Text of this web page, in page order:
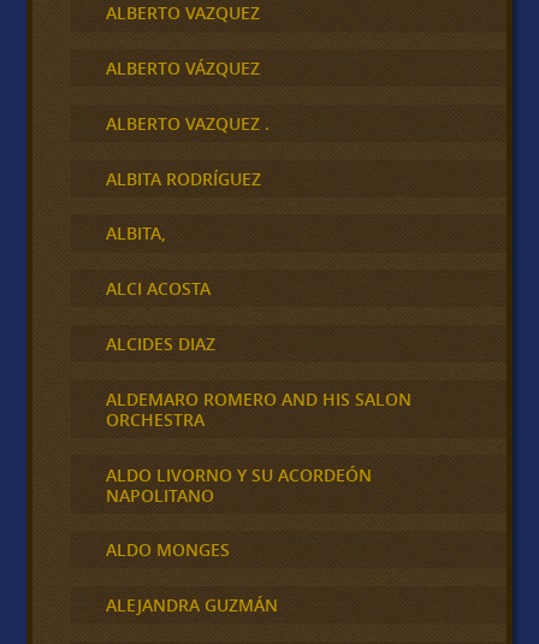
ALBERTO VAZQUEZ
ALBERTO VÁZQUEZ
ALBERTO VAZQUEZ .
ALBITA RODRÍGUEZ
ALBITA,
ALCI ACOSTA
ALCIDES DIAZ
ALDEMARO ROMERO AND HIS SALON
ORCHESTRA
ALDO LIVORNO Y SU ACORDEÓN
NAPOLITANO
ALDO MONGES
ALEJANDRA GUZMÁN